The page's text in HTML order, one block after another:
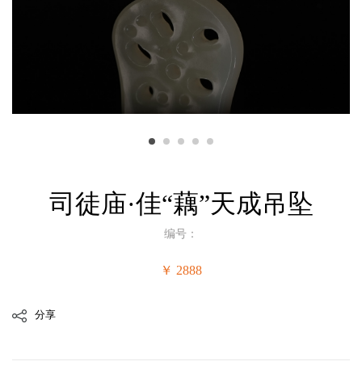
司徒庙·佳“藕”天成吊坠
编号：
￥ 2888
分享